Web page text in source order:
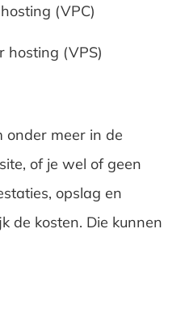
(VPC)
hosting (VPS)
onder meer in de
of je wel of geen
opslag en
de kosten. Die kunnen